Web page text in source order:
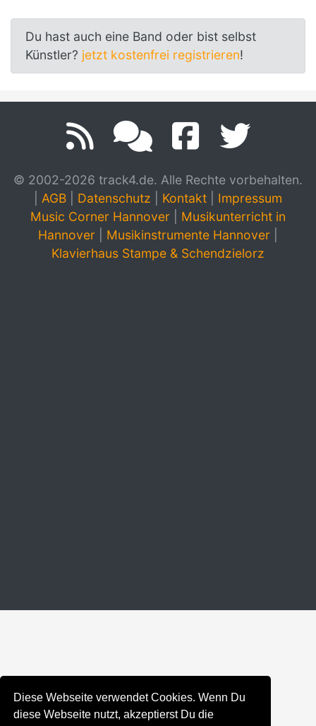
Diese Webseite verwendet Cookies. Wenn Du
diese Webseite nutzt, akzeptierst Du die
Du hast auch eine Band oder bist selbst
Künstler? jetzt kostenfrei registrieren!
© 2002-2026 track4.de. Alle Rechte vorbehalten.
AGB Datenschutz Kontakt
Impressum
Music Corner Hannover
Musikunterricht in
Hannover
Musikinstrumente Hannover
Klavierhaus Stampe & Schendzielorz